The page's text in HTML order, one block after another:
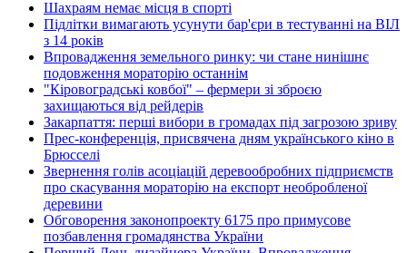
Шахраям немає місця в спорті
Підлітки вимагають усунути бар'єри в тестуванні на ВІЛ
з 14 років
Впровадження земельного ринку: чи стане нинішнє
подовження мораторію останнім
"Кіровоградські ковбої" – фермери зі зброєю
захищаються від рейдерів
Закарпаття: перші вибори в громадах під загрозою зриву
Прес-конференція, присвячена дням українського кіно в
Брюсселі
Звернення голів асоціацій деревообробних підприємств
про скасування мораторію на експорт необробленої
деревини
Обговорення законопроекту 6175 про примусове
позбавлення громадянства України